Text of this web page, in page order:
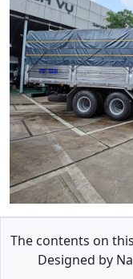
The contents on
Designed by
🐰